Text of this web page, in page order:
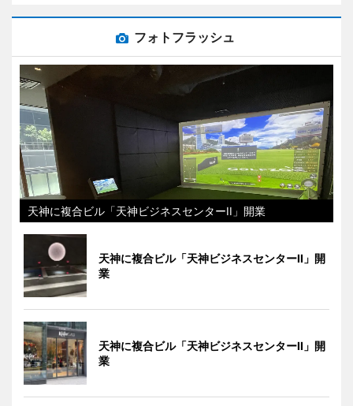
フォトフラッシュ
天神に複合ビル「天神ビジネスセンターII」開業
天神に複合ビル「天神ビジネスセンターII」開
業
天神に複合ビル「天神ビジネスセンターII」開
業